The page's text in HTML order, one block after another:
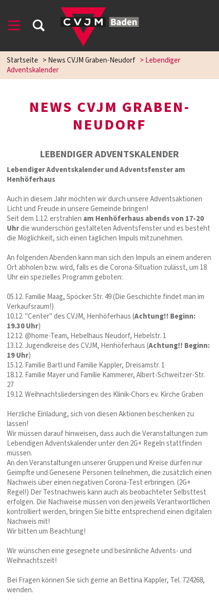
Startseite >News CVJM Graben-Neudorf >Lebendiger
Adventskalender
NEWS CVJM GRABEN-
NEUDORF
LEBENDIGER ADVENTSKALENDER
Lebendiger Adventskalender und Adventsfenster am
Henhöferhaus
Auch in diesem Jahr möchten wir durch unsere Adventsaktionen
Licht und Freude in unsere Gemeinde bringen!
Seit dem 1.12. erstrahlen am Henhöferhaus abends von 17-20
Uhrdie wunderschön gestalteten Adventsfenster und es besteht
die Möglichkeit, sich einen täglichen Impuls mitzunehmen.
An folgenden Abenden kann man sich den Impuls an einem anderen
Ort abholen bzw. wird, falls es die Corona-Situation zulässt, um 18
Uhr ein spezielles Programm geboten:
05.12. Familie Maag, Spöcker Str. 49 (Die Geschichte findet man im
Verkaufsraum!)
10.12. "Center" des CVJM, Henhöferhaus (Achtung!! Beginn:
19.30 Uhr)
12.12. @home-Team, Hebelhaus Neudorf, Hebelstr. 1
13.12. Jugendkreise des CVJM, Henhöferhaus (Achtung!! Beginn:
19 Uhr)
15.12. Familie Bartl und Familie Kappler, Dreisamstr. 1
18.12. Familie Mayer und Familie Kammerer, Albert-Schweitzer-Str.
27
19.12. Weihnachtsliedersingen des Klinik-Chors ev. Kirche Graben
Herzliche Einladung, sich von diesen Aktionen beschenken zu
lassen!
Wir müssen darauf hinweisen, dass auch die Veranstaltungen zum
Lebendigen Adventskalender unter den 2G+ Regeln stattfinden
müssen.
An den Veranstaltungen unserer Gruppen und Kreise dürfen nur
Geimpfte und Genesene Personen teilnehmen, die zusätzlich einen
Nachweis über einen negativen Corona-Test erbringen. (2G+
Regel!) Der Testnachweis kann auch als beobachteter Selbsttest
erfolgen. Die Nachweise müssen von den jeweils Verantwortlichen
kontrolliert werden, bringen Sie bitte entsprechend einen digitalen
Nachweis mit!
Wir bitten um Beachtung!
Wir wünschen eine gesegnete und besinnliche Advents- und
Weihnachtszeit!
Bei Fragen können Sie sich gerne an Bettina Kappler, Tel. 724268,
wenden.